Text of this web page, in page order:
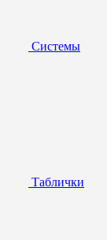
Системы
Таблички